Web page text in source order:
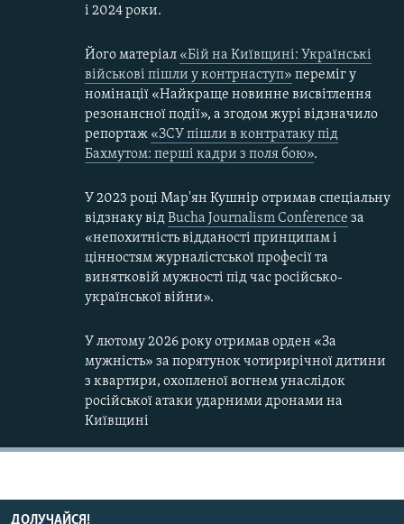
і 2024 роки.
Його матеріал «Бій на Київщині: Українські
військові пішли у контрнаступ» переміг у
номінації «Найкраще новинне висвітлення
резонансної події», а згодом журі відзначило
репортаж «ЗСУ пішли в контратаку під
Бахмутом: перші кадри з поля бою».
У 2023 році Мар'ян Кушнір отримав спеціальну
відзнаку відBucha Journalism Conference за
«непохитність відданості принципам і
цінностям журналістської професії та
винятковій мужності під час російсько-
української війни».
У лютому 2026 року отримав орден «За
мужність» за порятунок чотирирічної дитини
з квартири, охопленої вогнем унаслідок
російської атаки ударними дронами на
Київщині
ДОЛУЧАЙСЯ!